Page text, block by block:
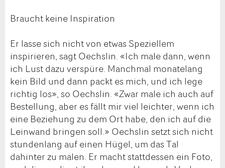
Braucht keine Inspiration
Er lasse sich nicht von etwas Speziellem
inspirieren, sagt Oechslin. «Ich male dann, wenn
ich Lust dazu verspüre. Manchmal monatelang
kein Bild und dann packt es mich, und ich lege
richtig los», so Oechslin. «Zwar male ich auch auf
Bestellung, aber es fällt mir viel leichter, wenn ich
eine Beziehung zu dem Ort habe, den ich auf die
Leinwand bringen soll.» Oechslin setzt sich nicht
stundenlang auf einen Hügel, um das Tal
dahinter zu malen. Er macht stattdessen ein Foto,